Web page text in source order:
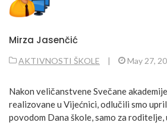
Mirza Jasenčić
AKTIVNOSTI ŠKOLE | May 27,
Nakon veličanstvene Svečane
realizovane u Vijećnici, odlučili smo
povodom Dana škole, samo za roditelje,